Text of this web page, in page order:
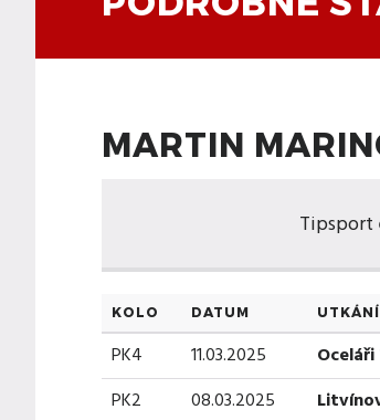
MARTIN
Tipsport
KOLO DATUM UTKÁNÍ
PK4 11.03.2025
PK2
08.03.2025